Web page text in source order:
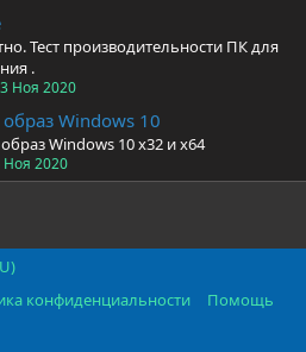
Тест производительности ПК для
.
Ноя 2020
Windows 10
Windows 10 x32 и x64
Ноя 2020
конфиденциальности
Помощь